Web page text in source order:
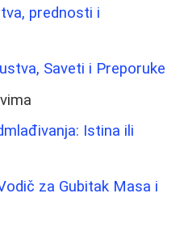
prednosti i
Saveti i Preporuke
Istina ili
za Gubitak Masa i